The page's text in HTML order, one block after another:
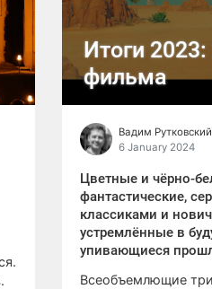
Итоги
фильма
Вадим Рутковский
6 January 2024
Цветные и чёрно-
фантастические,
классиками и
устремлённые в
упивающиеся
Всеобъемлющие